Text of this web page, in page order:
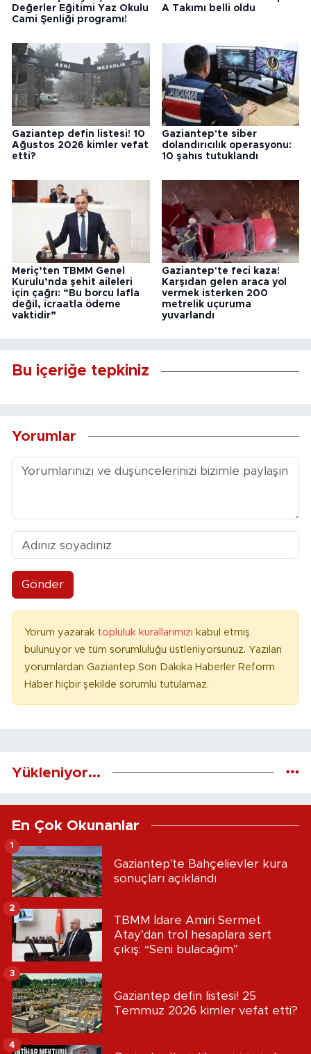
Değerler Eğitimi Yaz Okulu
Cami Şenliği programı!
A Takımı belli oldu
Gaziantep defin listesi! 10
Ağustos 2026 kimler vefat
etti?
Gaziantep'te siber
dolandırıcılık operasyonu:
10 şahıs tutuklandı
Meriç’ten TBMM Genel
Kurulu’nda şehit aileleri
için çağrı: “Bu borcu lafla
değil, icraatla ödeme
vaktidir”
Gaziantep'te feci kaza!
Karşıdan gelen araca yol
vermek isterken 200
metrelik uçuruma
yuvarlandı
Bu içeriğe tepkiniz
Yorumlar
Gönder
Yorum yazarak topluluk kurallarımızı kabul etmiş
bulunuyor ve tüm sorumluluğu üstleniyorsunuz. Yazılan
yorumlardan Gaziantep Son Dakika Haberler Reform
Haber hiçbir şekilde sorumlu tutulamaz.
Yükleniyor...
En Çok Okunanlar
Gaziantep'te Bahçelievler kura
sonuçları açıklandı
1
TBMM İdare Amiri Sermet
Atay’dan trol hesaplara sert
çıkış: “Seni bulacağım”
2
Gaziantep defin listesi! 25
Temmuz 2026 kimler vefat etti?
3
4